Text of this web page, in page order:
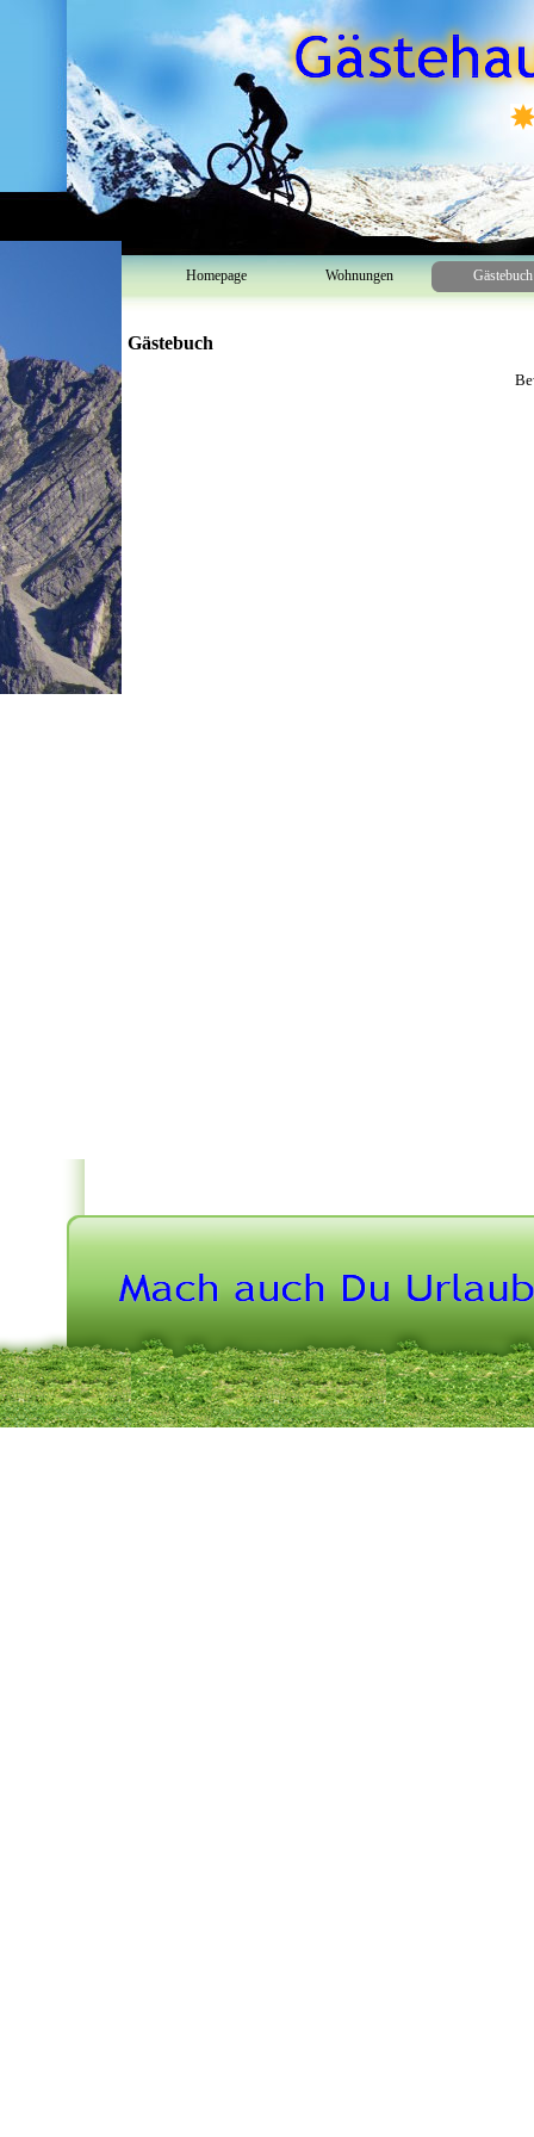
Homepage Wohnungen Gästebuch
Gästebuch